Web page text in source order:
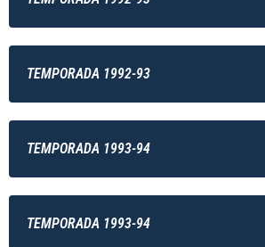
TEMPORADA 1992-93
TEMPORADA 1993-94
TEMPORADA 1993-94